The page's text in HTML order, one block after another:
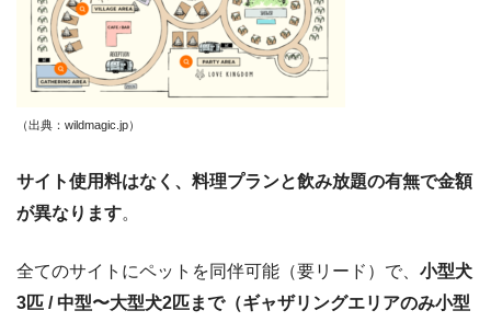
（出典：wildmagic.jp）
サイト使用料はなく、料理プランと飲み放題の有無で金額
が異なります。
全てのサイトにペットを同伴可能（要リード）で、 小型犬
3匹 / 中型〜大型犬2匹まで（ギャザリングエリアのみ小型